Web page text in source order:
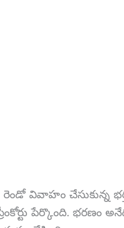
వివాహం చేసుకున్న
పేర్కొంది. భరణం